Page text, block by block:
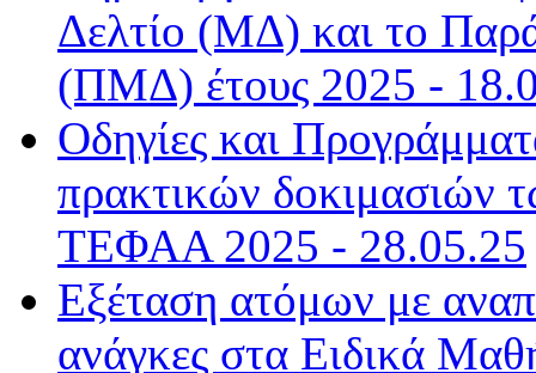
Δελτίο (ΜΔ) και το
(ΠΜΔ) έτους 2025 -
Οδηγίες και
πρακτικών δοκιμασιών
ΤΕΦΑΑ 2025 - 28.05.25
Εξέταση ατόμων με
ανάγκες στα Ειδικά